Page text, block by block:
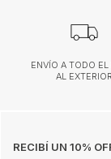
ENVÍO A TODO EL
AL EXTERIOR
RECIBÍ UN 10%